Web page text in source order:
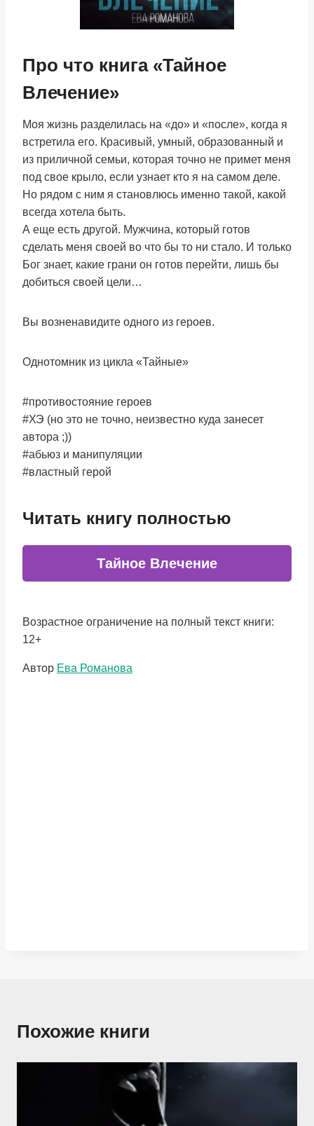
Про что книга «Тайное
Влечение»
Моя жизнь разделилась на «до» и «после», когда я
встретила его. Красивый, умный, образованный и
из приличной семьи, которая точно не примет меня
под свое крыло, если узнает кто я на самом деле.
Но рядом с ним я становлюсь именно такой, какой
всегда хотела быть.
А еще есть другой. Мужчина, который готов
сделать меня своей во что бы то ни стало. И только
Бог знает, какие грани он готов перейти, лишь бы
добиться своей цели…
Вы возненавидите одного из героев.
Однотомник из цикла «Тайные»
#противостояние героев
#ХЭ (но это не точно, неизвестно куда занесет
автора ;))
#абьюз и манипуляции
#властный герой
Читать книгу полностью
Тайное Влечение
Возрастное ограничение на полный текст книги:
12+
Метки
Автор Ева Романова
Похожие книги